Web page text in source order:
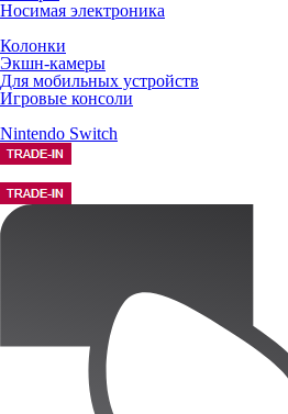
Носимая электроника
Колонки
Экшн-камеры
Для мобильных устройств
Игровые консоли
Nintendo Switch